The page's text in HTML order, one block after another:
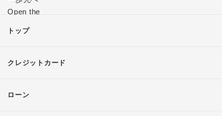
トップ
クレジットカード
ローン